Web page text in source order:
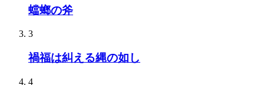
蟷螂の斧
3
禍福は糾える縄の如し
4